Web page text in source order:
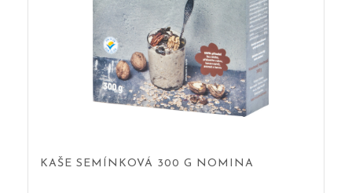
KAŠE SEMÍNKOVÁ 300 G NOMINA